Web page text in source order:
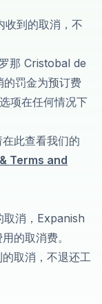
收到的取消，不
那 Cristobal de
罚金为预订费
项在任何情况下
此查看我们的
Terms and
取消，Expanish
的取消费。
取消，不退还工